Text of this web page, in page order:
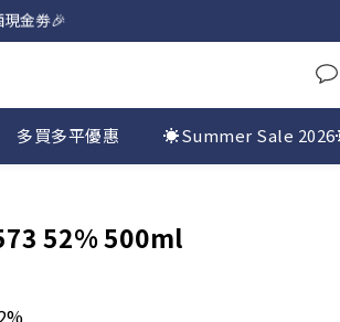
多買多平優惠 ☀️Summer Sale
52% 500ml